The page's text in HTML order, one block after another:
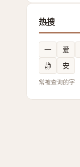
热搜
一 爱
静
安
常被查询的字